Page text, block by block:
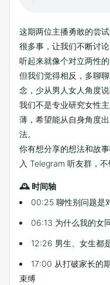
这期两位主播勇敢的尝
很多事，让我们不断讨
听起来就像个对立两性
但我们觉得相反，多聊
念，少从男人女人角度
我们不是专业研究女性
薄，希望能从自身角度
法。
你有想分享的想法和故
入 Telegram 听友群，不
🕰 时间轴
00:25 聊性别问题是
06:13 为什么我的女
12:26 男生、女生都
17:00 从打破家长的
束缚